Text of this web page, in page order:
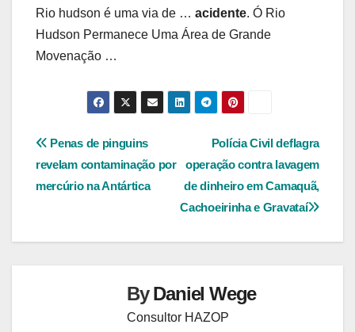
Rio hudson é uma via de … acidente. Ó Rio
Hudson Permanece Uma Área de Grande
Movenação …
Navegação
de
Polícia Civil deflagra
operação contra lavagem
de dinheiro em Camaquã,
Cachoeirinha e Gravataí
Penas de pinguins
revelam contaminação por
mercúrio na Antártica
ByDaniel Wege
Consultor HAZOP